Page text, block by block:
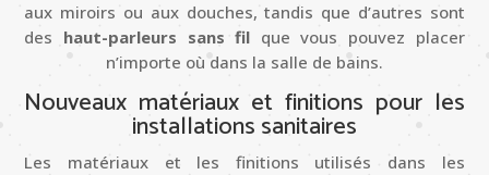
aux miroirs ou aux douches, tandis que d’autres sont
des haut-parleurs sans fil que vous pouvez placer
n’importe où dans la salle de bains.
Nouveaux matériaux et finitions pour les
installations sanitaires
Les matériaux et les finitions utilisés dans les